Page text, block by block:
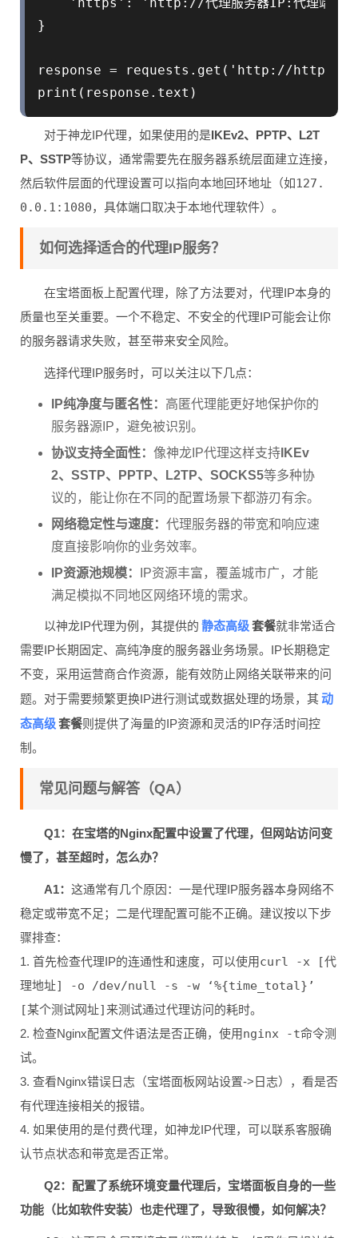
}
response = requests.get('http://
对于神龙IP代理，如果使用的是IKEv2、PPTP、L2T
P、SSTP等协议，通常需要先在服务器系统层面建立连接，
然后软件层面的代理设置可以指向本地回环地址（如127.
0.0.1:1080，具体端口取决于本地代理软件）。
如何选择适合的代理IP服务？
在宝塔面板上配置代理，除了方法要对，代理IP本身的
质量也至关重要。一个不稳定、不安全的代理IP可能会让你
的服务器请求失败，甚至带来安全风险。
选择代理IP服务时，可以关注以下几点：
IP纯净度与匿名性： 高匿代理能更好地保护你的
服务器源IP，避免被识别。
协议支持全面性：像神龙IP代理这样支持 IKEv
2、SSTP、PPTP、L2TP、SOCKS5等多种协
议的，能让你在不同的配置场景下都游刃有余。
网络稳定性与速度：代理服务器的带宽和响应速
度直接影响你的业务效率。
IP资源池规模：
IP资源丰富，覆盖城市广，才能
满足模拟不同地区网络环境的需求。
以神龙IP代理为例，其提供的 静态高级套餐就非常适合
需要IP长期固定、高纯净度的服务器业务场景。IP长期稳定
不变，采用运营商合作资源，能有效防止网络关联带来的问
题。对于需要频繁更换IP进行测试或数据处理的场景，其动
态高级套餐则提供了海量的IP资源和灵活的IP存活时间控
制。
常见问题与解答（QA）
Q1：在宝塔的Nginx配置中设置了代理，但网站访问变
慢了，甚至超时，怎么办？
A1： 这通常有几个原因：一是代理IP服务器本身网络不
稳定或带宽不足；二是代理配置可能不正确。建议按以下步
骤排查：
1. 首先检查代理IP的连通性和速度，可以使用curl -x [代
理地址] -o /dev/null -s -w ‘%{time_total}’
[某个测试网址]来测试通过代理访问的耗时。
2. 检查Nginx配置文件语法是否正确，使用nginx -t命令测
试。
3. 查看Nginx错误日志（宝塔面板网站设置->日志），看是否
有代理连接相关的报错。
4. 如果使用的是付费代理，如神龙IP代理，可以联系客服确
认节点状态和带宽是否正常。
Q2：配置了系统环境变量代理后，宝塔面板自身的一些
功能（比如软件安装）也走代理了，导致很慢，如何解决？